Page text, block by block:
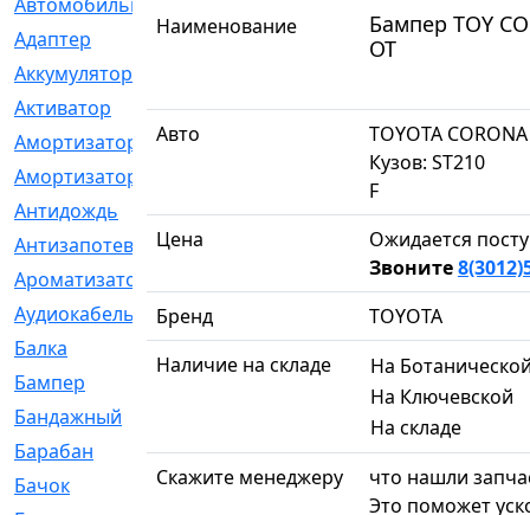
Автомобильный
Адаптер
[3]
Аккумулятор
Активатор
[1]
Амортизатор
Амортизаторы
Антидождь
[1]
Антизапотеватель
Ароматизатор
Аудиокабель
Балка
[58]
Бампер
Бандажный
Барабан
[5]
Бачок
[40]
Наименование
Бампер TOY
OT
Авто
TOYOTA
Кузов: ST210
F
Цена
Ожидается
Звоните
Бренд
TOYOTA
Наличие на складе
На
На Ключевской
На складе
Скажите менеджеру
что нашли
Это поможет